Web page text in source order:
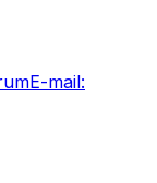
E-mail: